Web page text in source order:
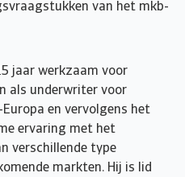
van het mkb-
jaar werkzaam voor
als underwriter voor
en vervolgens het
ervaring met het
verschillende type
markten. Hij is lid